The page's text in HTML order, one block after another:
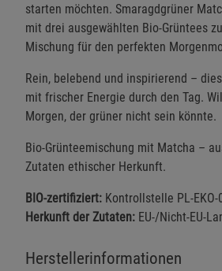
starten möchten. Smaragdgrüner
mit drei ausgewählten Bio-Grüntees
Mischung für den perfekten
Rein, belebend und inspirierend –
mit frischer Energie durch den Tag.
Morgen, der grüner nicht sein könnte.
Bio-Grünteemischung mit Matcha –
Zutaten ethischer Herkunft.
BIO-zertifiziert: Kontrollstelle PL-EKO-
Herkunft der Zutaten: EU-/Nicht-EU-
Herstellerinformationen